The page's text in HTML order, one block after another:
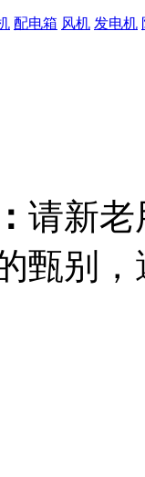
配电箱 风机 发电机
请新老
甄别